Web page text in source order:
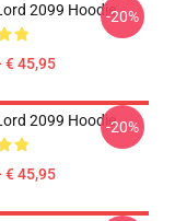
2099 Hoodie
€ 45,95
-20%
2099 Hoodie
€ 45,95
-20%